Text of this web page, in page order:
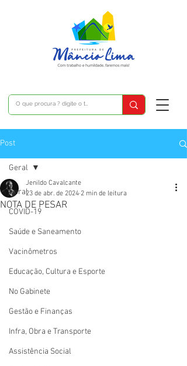
Post
Geral
COVID-19
Saúde e Saneamento
Vacinômetros
Educação, Cultura e Esporte
No Gabinete
Gestão e Finanças
Infra, Obra e Transporte
Assistência Social
Geral
NOTA DE PESAR
Jenildo Cavalcante
23 de abr. de 2024 2 min de leitura